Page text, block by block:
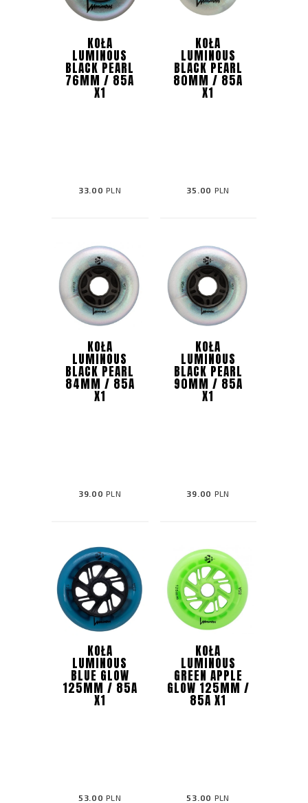
KOŁA
LUMINOUS
BLACK PEARL
76MM / 85A
X1
33.00 PLN
KOŁA
LUMINOUS
BLACK PEARL
80MM / 85A
X1
35.00 PLN
KOŁA
LUMINOUS
BLACK PEARL
84MM / 85A
X1
39.00 PLN
KOŁA
LUMINOUS
BLACK PEARL
90MM / 85A
X1
39.00 PLN
KOŁA
LUMINOUS
BLUE GLOW
125MM / 85A
X1
53.00 PLN
KOŁA
LUMINOUS
GREEN APPLE
GLOW 125MM /
85A X1
53.00 PLN